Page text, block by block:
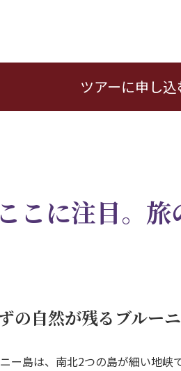
ツアーに申し込
ここに注目。旅
の自然が残るブルー
ー島は、南北2つの島が細い地